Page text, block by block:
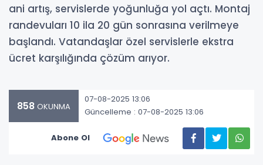
ani artış, servislerde yoğunluğa yol açtı. Montaj
randevuları 10 ila 20 gün sonrasına verilmeye
başlandı. Vatandaşlar özel servislerle ekstra
ücret karşılığında çözüm arıyor.
858 OKUNMA
07-08-2025 13:06
Güncelleme : 07-08-2025 13:06
Abone Ol